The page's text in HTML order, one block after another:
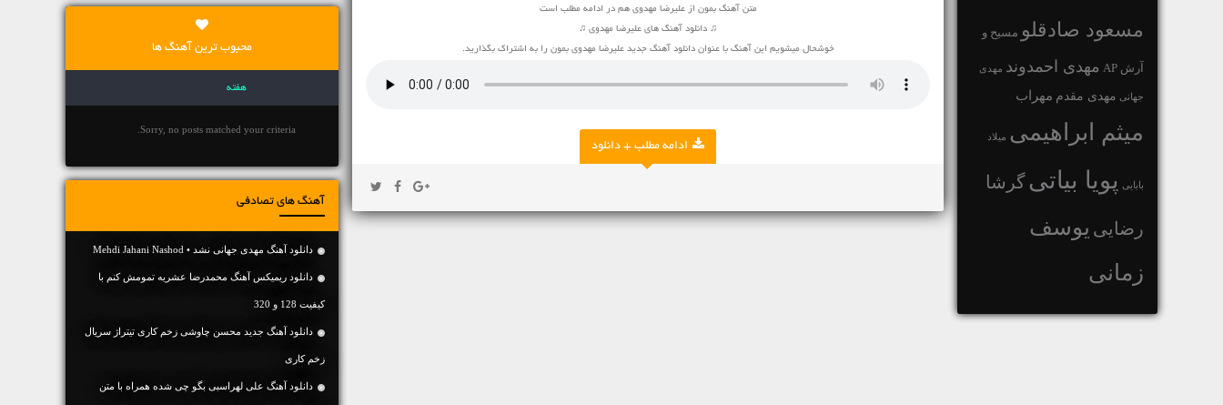
مسعود صادقلو مسیح و
آرش AP مهدی احمدوند مهدی
جهانی مهدی مقدم مهراب
میثم ابراهیمی میلاد
بابایی پویا بیاتیگرشا
رضایی یوسف
زمانی
متن آهنگ بمون از علیرضا مهدوی هم در ادامه مطلب است
♫ دانلود آهنگ های علیرضا مهدوی ♫
خوشحال میشویم این آهنگ با عنوان دانلود آهنگ جدید علیرضا مهدوی بمون را به اشتراک بگذارید.
ادامه مطلب + دانلود
محبوب ترین آهنگ ها
هفته
Sorry, no posts matched your criteria.
آهنگ های تصادفی
دانلود آهنگ مهدی جهانی نشد • Mehdi Jahani Nashod
دانلود ریمیکس آهنگ محمدرضا عشریه تمومش کنم با
کیفیت 128 و 320
دانلود آهنگ جدید محسن چاوشی زخم کاری تیتراژ سریال
زخم کاری
دانلود آهنگ علی لهراسبی بگو چی شده همراه با متن